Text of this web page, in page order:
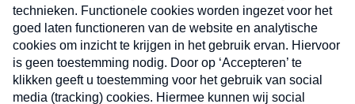
Verzend